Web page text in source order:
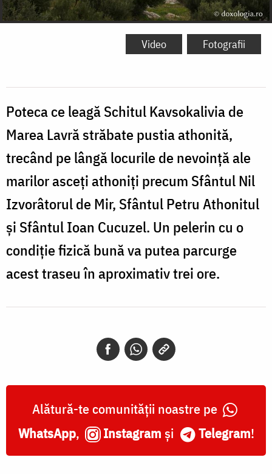
Video Fotografii
Poteca ce leagă Schitul Kavsokalivia de
Marea Lavră străbate pustia athonită,
trecând pe lângă locurile de nevoință ale
marilor asceți athoniți precum Sfântul Nil
Izvorâtorul de Mir, Sfântul Petru Athonitul
și Sfântul Ioan Cucuzel. Un pelerin cu o
condiție fizică bună va putea parcurge
acest traseu în aproximativ trei ore.
Alătură-te comunității noastre pe
WhatsApp, Instagram și Telegram!